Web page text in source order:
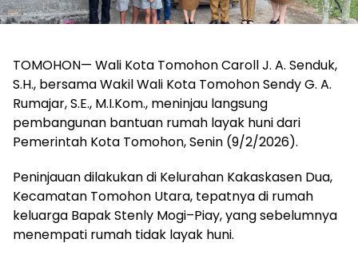
TOMOHON— Wali Kota Tomohon Caroll J. A. Senduk,
S.H., bersama Wakil Wali Kota Tomohon Sendy G. A.
Rumajar, S.E., M.I.Kom., meninjau langsung
pembangunan bantuan rumah layak huni dari
Pemerintah Kota Tomohon, Senin (9/2/2026).
Peninjauan dilakukan di Kelurahan Kakaskasen Dua,
Kecamatan Tomohon Utara, tepatnya di rumah
keluarga Bapak Stenly Mogi–Piay, yang sebelumnya
menempati rumah tidak layak huni.